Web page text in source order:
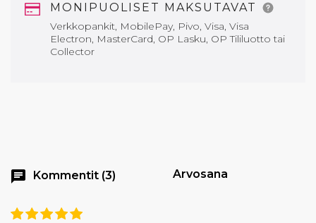
MONIPUOLISET MAKSUTAVAT
Verkkopankit, MobilePay, Pivo, Visa, Visa
Electron, MasterCard, OP Lasku, OP Tililuotto tai
Collector
chat Kommentit (3) Arvosana